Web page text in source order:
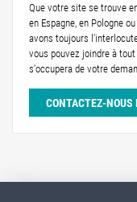
Que votre site se trouve
en Espagne, en Pologne
avons toujours
vous pouvez joindre à
s'occupera de votre
CONTACTEZ-